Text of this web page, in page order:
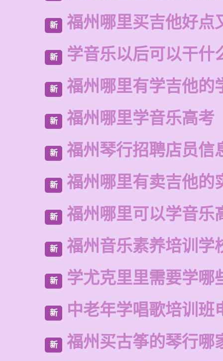
新 福州哪里买吉他好点
新 学音乐以后可以干什
新 福州哪里有学吉他的
新 福州哪里学音乐高考
新 福州琴行招聘店员信
新 福州哪里有卖吉他的
新 福州哪里可以学音乐
新 福州音乐素养培训学
新 学尤克里里需要学哪
新 中老年学唱歌培训班
新 福州买古筝的琴行哪